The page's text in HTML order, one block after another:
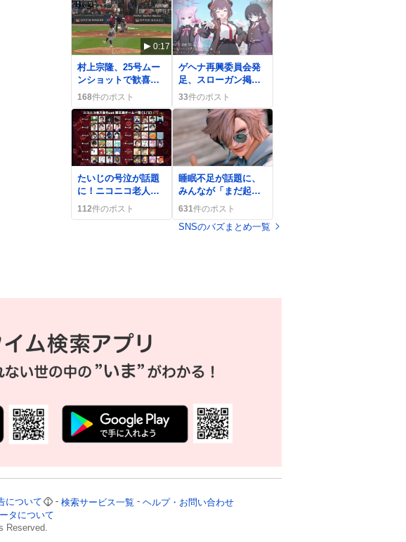
「涙なしでは観れな
い」と熱狂
0:17
村上宗隆、25号ムー
ンショットで歓喜の
嵐 ホワイトソック
168件のポスト
ゲヘナ再興委員会発
足、スローガン掲げ
新メインストーリー
33件のポスト
たいじの号泣が話題
に！ニコニコ老人会
RUSTで感情が高ま
り、視聴者が喜びの
112件のポスト
睡眠不足が話題に、
みんなが「まだ起き
てる人おる？」と嘆
く夜更かし模様
631件のポスト
SNSのバズまとめ一覧
について 検索サービス一覧
ヘルプ・お問い合わせ
タについて
Reserved.